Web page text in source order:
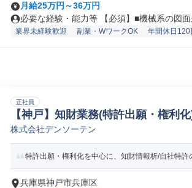
月給25万円～36万円
必要な経験・能力等 【必須】■機械系の図
業界未経験歓迎 副業・WワークOK 年間休日120
正社員
【神戸】知財業務(特許出願・権利
財産
株式会社デンソーテン
特許出願・権利化を中心に、知財情報析/自社特
兵庫県神戸市兵庫区